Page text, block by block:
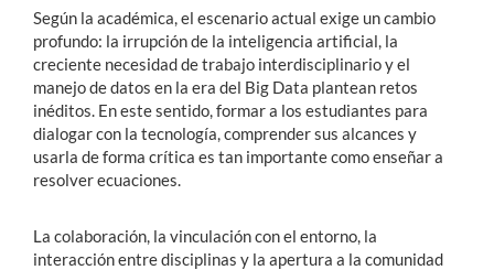
Según la académica, el escenario actual exige un cambio
profundo: la irrupción de la inteligencia artificial, la
creciente necesidad de trabajo interdisciplinario y el
manejo de datos en la era del Big Data plantean retos
inéditos. En este sentido, formar a los estudiantes para
dialogar con la tecnología, comprender sus alcances y
usarla de forma crítica es tan importante como enseñar a
resolver ecuaciones.
La colaboración, la vinculación con el entorno, la
interacción entre disciplinas y la apertura a la comunidad